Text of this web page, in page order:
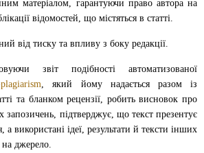
матеріалом, гарантуючи право автора на
відомостей, що містяться в статті.
від тиску та впливу з боку редакції.
звіт подібності автоматизованої
, який йому надається разом із
та бланком рецензії, робить висновок про
запозичень, підтверджує, що текст презентує
а використані ідеї, результати й тексти інших
на джерело.